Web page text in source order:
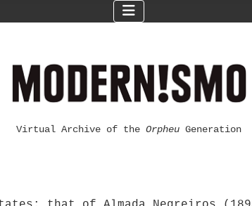
Virtual Archive of the Orpheu Generation